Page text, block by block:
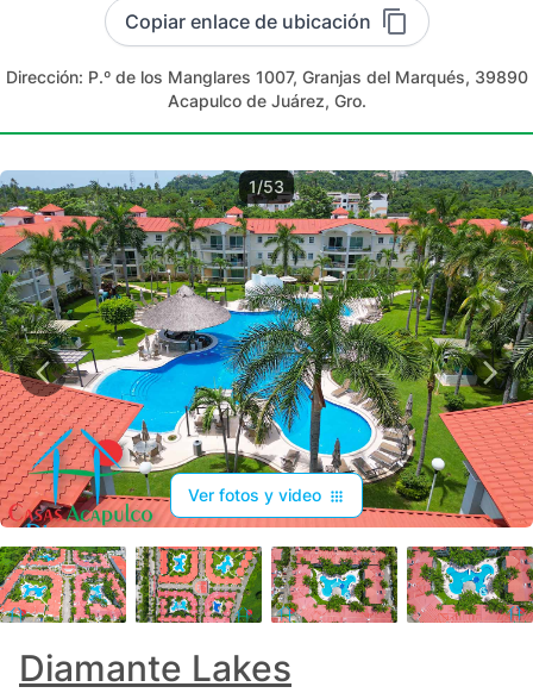
Copiar enlace de ubicación
Dirección: P.º de los Manglares 1007, Granjas del Marqués, 39890
Acapulco de Juárez, Gro.
1/53
Ver fotos y video
Diamante Lakes